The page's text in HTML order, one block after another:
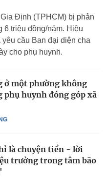
Định (TPHCM) bị phản
6 triệu đồng/năm. Hiệu
cầu Ban đại diện cha
cho phụ huynh.
ở một phường không
phụ huynh đóng góp xã
là chuyện tiền - lời
trưởng trong tâm bão